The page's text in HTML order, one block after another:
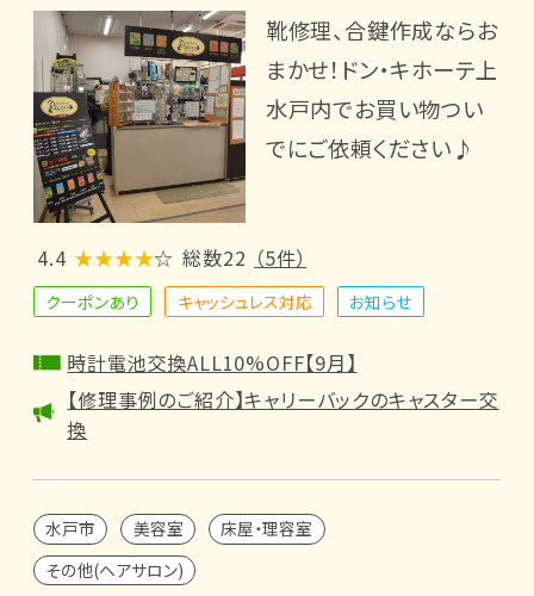
靴修理、合鍵作成ならお
まかせ！ドン・キホーテ上
水戸内でお買い物つい
でにご依頼ください♪
4.4 ★★★★☆ 総数22 （5件）
クーポンあり キャッシュレス対応 お知らせ
時計電池交換ALL10%OFF【9月】
【修理事例のご紹介】キャリーバックのキャスター交
換
水戸市 美容室
床屋・理容室
その他(ヘアサロン)